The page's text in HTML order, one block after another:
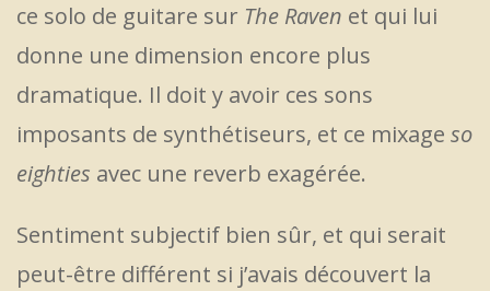
ce solo de guitare sur The Raven et qui lui
donne une dimension encore plus
dramatique. Il doit y avoir ces sons
imposants de synthétiseurs, et ce mixage so
eighties avec une reverb exagérée.
Sentiment subjectif bien sûr, et qui serait
peut-être différent si j’avais découvert la